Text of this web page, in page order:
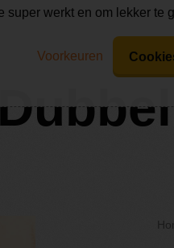
werkt en om lekker te
Voorkeuren